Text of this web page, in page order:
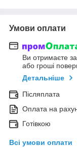
Умови оплати
Ви отримаєте
або гроші
Детальніше
Післяплата
Оплата на
Готівкою
Всі умови оплати